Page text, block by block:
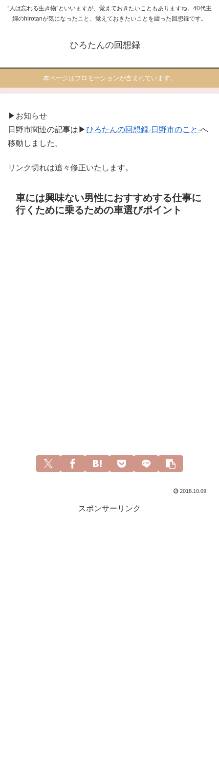
”人は忘れる生き物”といいますが、覚えておきたいこともありますね。40代主
婦のhirotanが気になったこと、覚えておきたいことを綴った回想録です。
ひろたんの回想録
本ページはプロモーションが含まれています。
▶お知らせ
日野市関連の記事は▶ひろたんの回想録-日野市のこと-へ
移動しました。
リンク切れは追々修正いたします。
車には興味ない男性におすすめする仕事に
行くために乗るための車選びポイント
2018.10.09
スポンサーリンク